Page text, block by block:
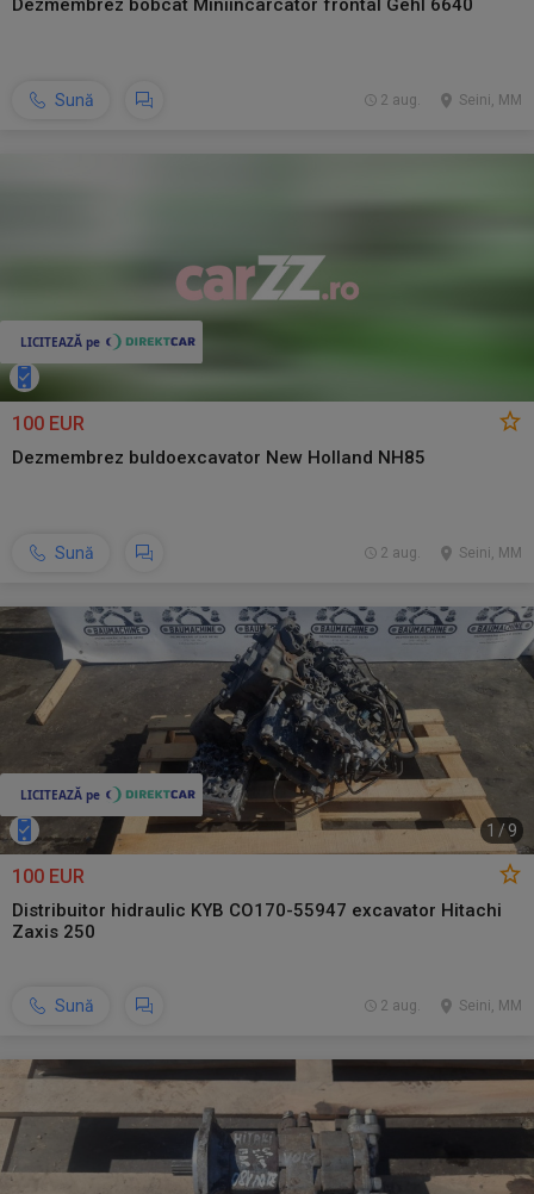
Dezmembrez bobcat Miniincarcator frontal Gehl 6640
Sună Seini, MM
2 aug.
100 EUR
Dezmembrez buldoexcavator New Holland NH85
Sună Seini, MM
2 aug.
1 / 9
100 EUR
Distribuitor hidraulic KYB CO170-55947 excavator Hitachi
Zaxis 250
Sună Seini, MM
2 aug.